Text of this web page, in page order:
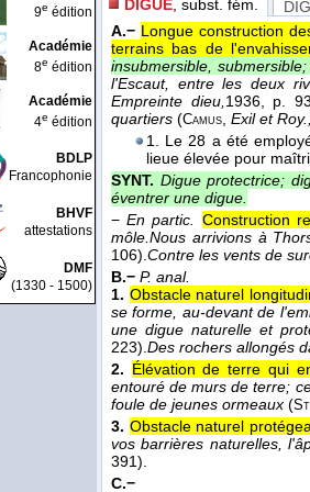
9e édition
Académie
8e édition
Académie
4e édition
BDLP
Francophonie
BHVF
attestations
DMF
(1330 - 1500)
DIGUE , subst. fém.
A.− Longue construction
terrains bas de
insubmersible,
l'Escaut, entre les deux
Empreinte dieu,1936, p.
quartiers (Camus, Exil et Roy.,
1. Le 28 a été
lieue élevée pour
SYNT. Digue protectrice;
éventrer une digue.
−En partic. Construction
môle.Nous arrivions à
106).Contre les vents de
B.− P. anal.
1. Obstacle naturel
se forme, au-devant de
une digue naturelle et
223).Des rochers allongés
2. Élévation de terre qui
entouré de murs de terre;
foule de jeunes ormeaux (
3. Obstacle naturel
vos barrières naturelles,
391).
C.−